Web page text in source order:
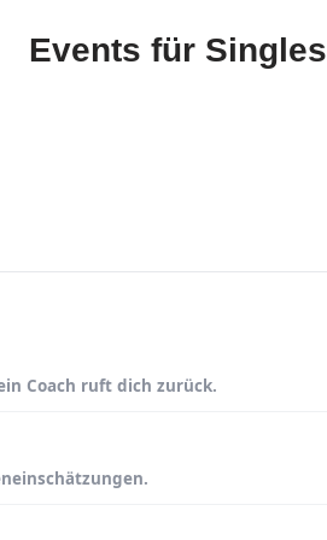
Events für Singles
Coach ruft dich zurück.